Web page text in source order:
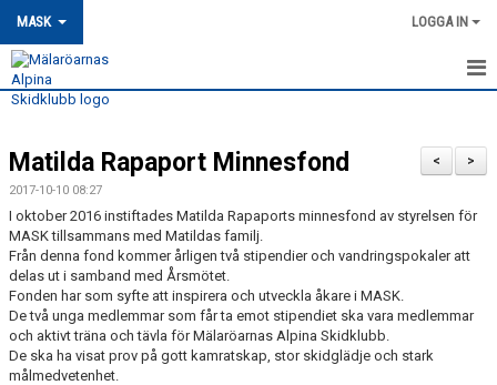
MASK LOGGA IN
MASK-NYHETER
OM MASK
MEDLEMSSKAP
KONTAKT
TRÄNING
>
<
Matilda Rapaport Minnesfond
2017-10-10 08:27
I oktober 2016 instiftades Matilda Rapaports minnesfond av styrelsen för
MASK tillsammans med Matildas familj.
Från denna fond kommer årligen två stipendier och vandringspokaler att
delas ut i samband med Årsmötet.
Fonden har som syfte att inspirera och utveckla åkare i MASK.
De två unga medlemmar som får ta emot stipendiet ska vara medlemmar
och aktivt träna och tävla för Mälaröarnas Alpina Skidklubb.
De ska ha visat prov på gott kamratskap, stor skidglädje och stark
målmedvetenhet.